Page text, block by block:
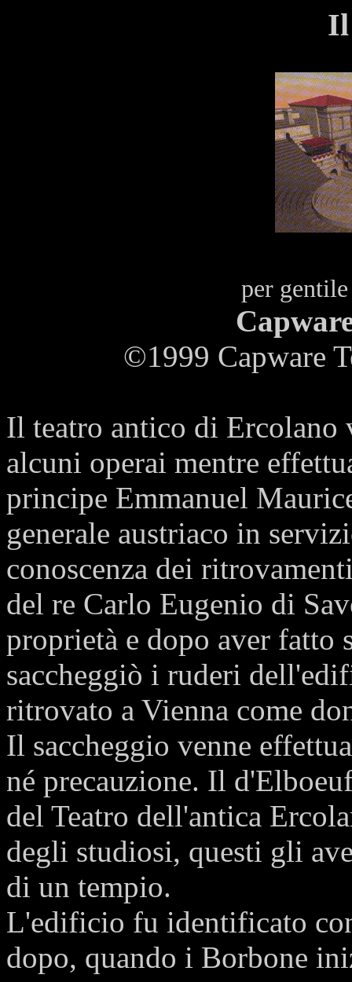
Il
per
©1999 Capware
Il teatro antico di Ercolano
alcuni operai mentre
principe Emmanuel
generale austriaco in
conoscenza dei
del re Carlo Eugenio di
proprietà e dopo aver fatto
saccheggiò i ruderi
ritrovato a Vienna come
Il saccheggio venne
né precauzione. Il
del Teatro dell'antica
degli studiosi, questi gli
di un tempio.
L'edificio fu identificato
dopo, quando i Borbone